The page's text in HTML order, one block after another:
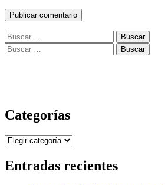
Buscar:
Buscar:
Categorías
Categorías
Entradas recientes